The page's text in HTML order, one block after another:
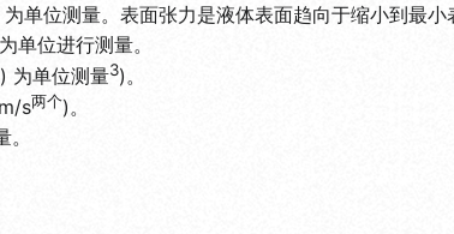
单位测量。表面张力是液体表面趋向于缩小到最小
单位进行测量。
为单位测量3)。
s两个)。